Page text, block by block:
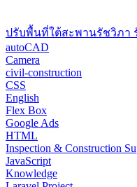
ปรับพื้นที่ใต้สะพานรัชวิภา
autoCAD
Camera
civil-construction
CSS
English
Flex Box
Google Ads
HTML
Inspection & Construction
JavaScript
Knowledge